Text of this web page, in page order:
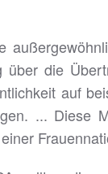
über die
auf
... Diese